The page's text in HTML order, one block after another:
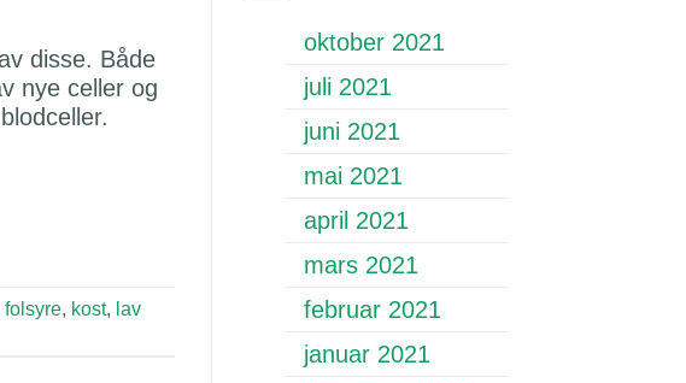
disse. Både
nye celler og
folsyre, kost, lav
oktober 2021
juli 2021
juni 2021
mai 2021
april 2021
mars 2021
februar 2021
januar 2021